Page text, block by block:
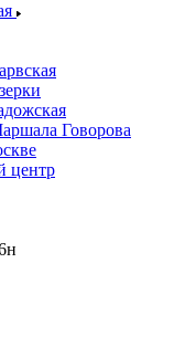
Говорова
центр